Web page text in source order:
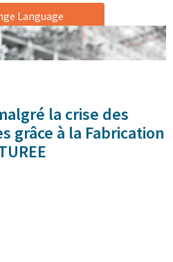
Language
la crise des
grâce à la Fabrication